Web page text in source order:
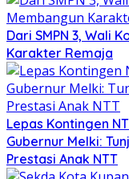
Dari SMPN 3, Wali
Karakter Remaja
Lepas Kontingen
Gubernur Melki:
Prestasi Anak NTT